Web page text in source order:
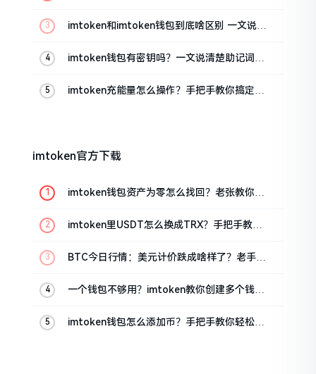
imtoken和imtoken钱包到底啥区别 一文说清
imtoken钱包有密钥吗？一文说清楚助记词和
imtoken充能量怎么操作？手把手教你搞定
imtoken官方下载
imtoken钱包资产为零怎么找回？老张教你几
imtoken里USDT怎么换成TRX？手把手教你
BTC今日行情：美元计价跌成啥样了？老手教
一个钱包不够用？imtoken教你创建多个钱包
imtoken钱包怎么添加币？手把手教你轻松搞